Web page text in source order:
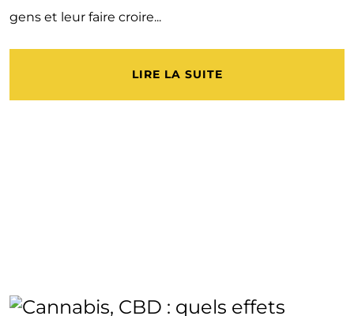
gens et leur faire croire...
LIRE LA SUITE